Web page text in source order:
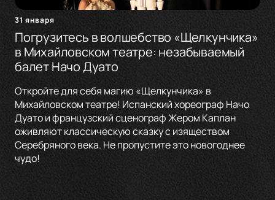
31 января
Погрузитесь в волшебство «Щелкунчика»
в Михайловском театре: незабываемый
балет Начо Дуато
Откройте для себя магию «Щелкунчика» в
Михайловском театре! Испанский хореограф Начо
Дуато и французский сценограф Жером Каплан
оживляют классическую сказку с изяществом
Серебряного века. Не пропустите это новогоднее
чудо!